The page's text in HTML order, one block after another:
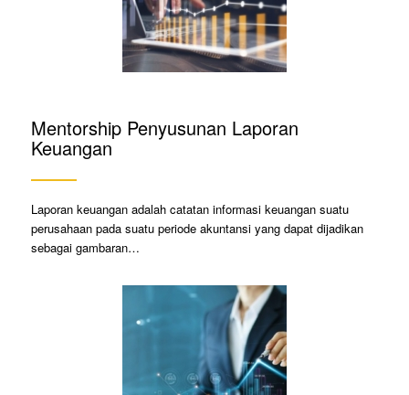
Mentorship Penyusunan Laporan
Keuangan
Laporan keuangan adalah catatan informasi keuangan suatu
perusahaan pada suatu periode akuntansi yang dapat dijadikan
sebagai gambaran…